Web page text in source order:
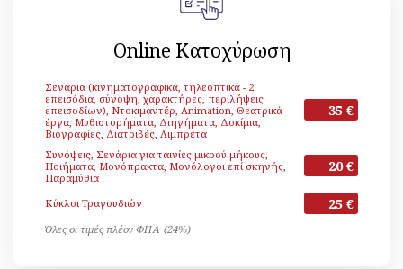
Online Κατοχύρωση
Σενάρια (κινηματογραφικά, τηλεοπτικά - 2
επεισόδια, σύνοψη, χαρακτήρες, περιλήψεις
επεισοδίων), Ντοκιμαντέρ, Animation, Θεατρικά
έργα, Μυθιστορήματα, Διηγήματα, Δοκίμια,
Βιογραφίες, Διατριβές, Λιμπρέτα
35 €
Συνόψεις, Σενάρια για ταινίες μικρού μήκους,
Ποιήματα, Μονόπρακτα, Μονόλογοι επί σκηνής,
Παραμύθια
20 €
Κύκλοι Τραγουδιών 25 €
Όλες οι τιμές πλέον ΦΠΑ (24%)